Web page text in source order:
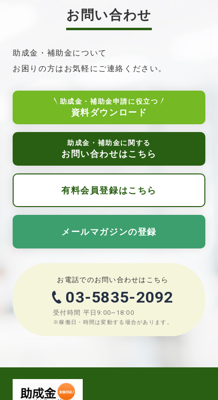
お問い合わせ
助成金・補助金について
お困りの方はお気軽にご連絡ください。
助成金・補助金申請に役立つ
資料ダウンロード
助成金・補助金に関する
お問い合わせはこちら
有料会員登録はこちら
メールマガジンの登録
お電話でのお問い合わせはこちら
03-5835-2092
受付時間 平日9:00~18:00
※稼働日・時間は変動する場合があります。